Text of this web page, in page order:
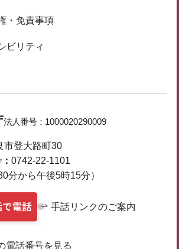
・免責事項
ビリティ
法人番号： 1000020290009
登大路町30
0742-22-1101
分から午後5時15分）
手話リンクのご案内
電話番号を見る